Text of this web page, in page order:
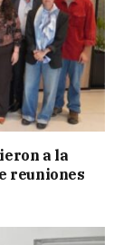
a la
reuniones